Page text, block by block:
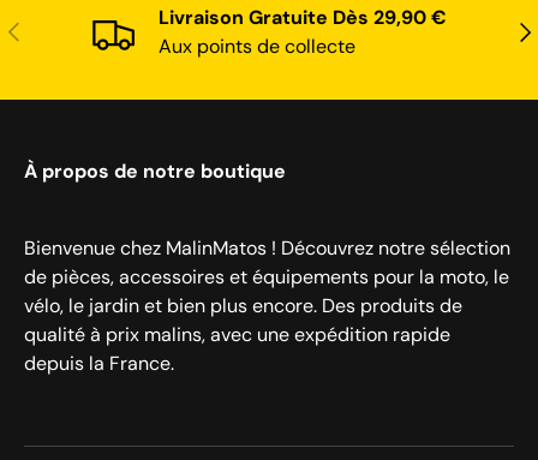
Précédent
Livraison Gratuite Dès 29,90 €
Aux points de collecte
À propos de notre boutique
Bienvenue chez MalinMatos ! Découvrez notre sélection
de pièces, accessoires et équipements pour la moto, le
vélo, le jardin et bien plus encore. Des produits de
qualité à prix malins, avec une expédition rapide
depuis la France.